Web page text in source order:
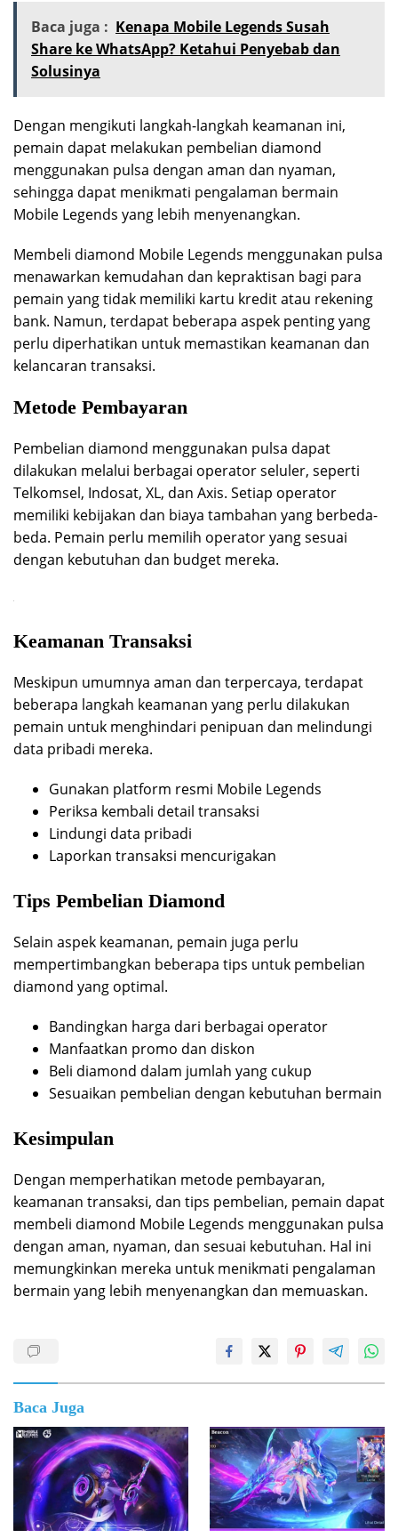
Baca juga : Kenapa Mobile Legends Susah
Share ke WhatsApp? Ketahui Penyebab dan
Solusinya
Dengan mengikuti langkah-langkah keamanan ini,
pemain dapat melakukan pembelian diamond
menggunakan pulsa dengan aman dan nyaman,
sehingga dapat menikmati pengalaman bermain
Mobile Legends yang lebih menyenangkan.
Membeli diamond Mobile Legends menggunakan pulsa
menawarkan kemudahan dan kepraktisan bagi para
pemain yang tidak memiliki kartu kredit atau rekening
bank. Namun, terdapat beberapa aspek penting yang
perlu diperhatikan untuk memastikan keamanan dan
kelancaran transaksi.
Metode Pembayaran
Pembelian diamond menggunakan pulsa dapat
dilakukan melalui berbagai operator seluler, seperti
Telkomsel, Indosat, XL, dan Axis. Setiap operator
memiliki kebijakan dan biaya tambahan yang berbeda-
beda. Pemain perlu memilih operator yang sesuai
dengan kebutuhan dan budget mereka.
Keamanan Transaksi
Meskipun umumnya aman dan terpercaya, terdapat
beberapa langkah keamanan yang perlu dilakukan
pemain untuk menghindari penipuan dan melindungi
data pribadi mereka.
Gunakan platform resmi Mobile Legends
Periksa kembali detail transaksi
Lindungi data pribadi
Laporkan transaksi mencurigakan
Tips Pembelian Diamond
Selain aspek keamanan, pemain juga perlu
mempertimbangkan beberapa tips untuk pembelian
diamond yang optimal.
Bandingkan harga dari berbagai operator
Manfaatkan promo dan diskon
Beli diamond dalam jumlah yang cukup
Sesuaikan pembelian dengan kebutuhan bermain
Kesimpulan
Dengan memperhatikan metode pembayaran,
keamanan transaksi, dan tips pembelian, pemain dapat
membeli diamond Mobile Legends menggunakan pulsa
dengan aman, nyaman, dan sesuai kebutuhan. Hal ini
memungkinkan mereka untuk menikmati pengalaman
bermain yang lebih menyenangkan dan memuaskan.
Baca Juga